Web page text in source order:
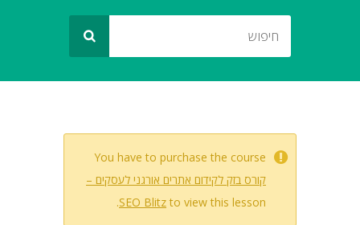
You have to purchase the course
קורס בזק לקידום אתרים אורגני לעסקים –
SEO Blitzto view this lesson.